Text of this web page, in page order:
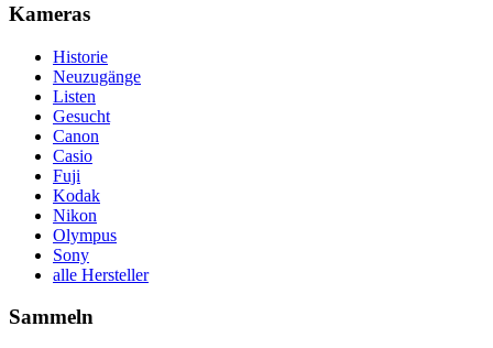
Kameras
Historie
Neuzugänge
Listen
Gesucht
Canon
Casio
Fuji
Kodak
Nikon
Olympus
Sony
alle Hersteller
Sammeln